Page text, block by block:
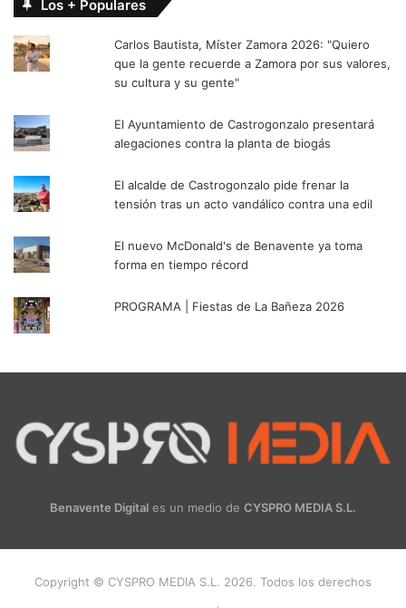
Los + Populares
Carlos Bautista, Míster Zamora 2026: "Quiero
que la gente recuerde a Zamora por sus valores,
su cultura y su gente"
El Ayuntamiento de Castrogonzalo presentará
alegaciones contra la planta de biogás
El alcalde de Castrogonzalo pide frenar la
tensión tras un acto vandálico contra una edil
El nuevo McDonald's de Benavente ya toma
forma en tiempo récord
PROGRAMA | Fiestas de La Bañeza 2026
Benavente Digital es un medio de CYSPRO MEDIA S.L.
Copyright © CYSPRO MEDIA S.L. 2026. Todos los derechos